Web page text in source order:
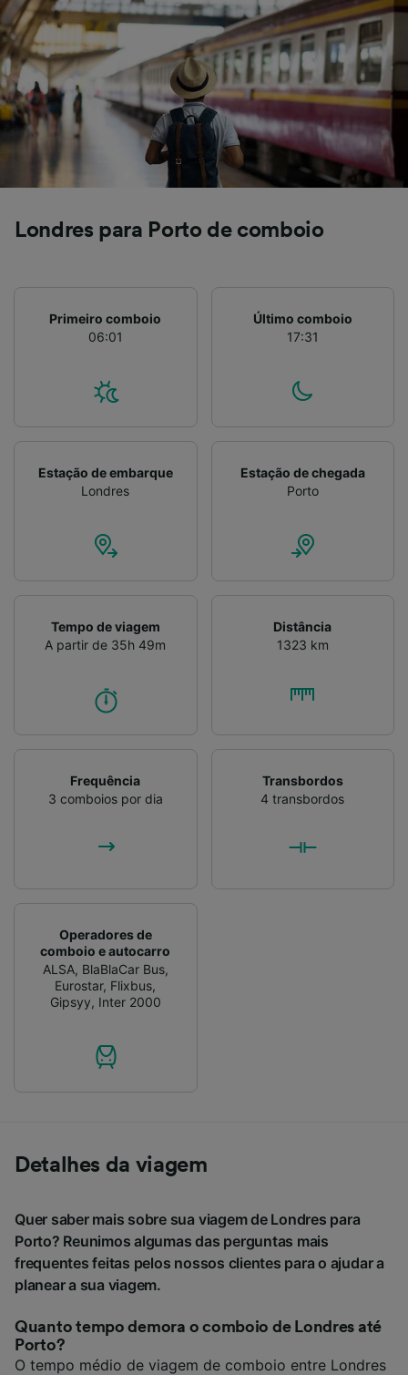
Londres para Porto de comboio
Primeiro comboio
06:01
Último comboio
17:31
Estação de embarque
Londres
Estação de chegada
Porto
Tempo de viagem
A partir de 35h 49m
Distância
1323 km
Frequência
3 comboios por dia
Transbordos
4 transbordos
Operadores de
comboio e autocarro
ALSA, BlaBlaCar Bus,
Eurostar, Flixbus,
Gipsyy, Inter 2000
Detalhes da viagem
Quer saber mais sobre sua viagem de Londres para
Porto? Reunimos algumas das perguntas mais
frequentes feitas pelos nossos clientes para o ajudar a
planear a sua viagem.
Quanto tempo demora o comboio de Londres até
Porto?
O tempo médio de viagem de comboio entre Londres